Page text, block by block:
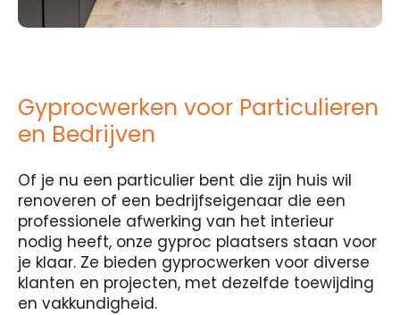
Gyprocwerken voor Particulieren
en Bedrijven
Of je nu een particulier bent die zijn huis wil
renoveren of een bedrijfseigenaar die een
professionele afwerking van het interieur
nodig heeft, onze gyproc plaatsers staan voor
je klaar. Ze bieden gyprocwerken voor diverse
klanten en projecten, met dezelfde toewijding
en vakkundigheid.